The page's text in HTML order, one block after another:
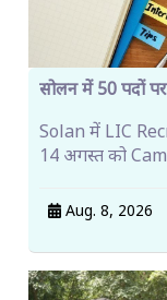
सोलन में 50 पदों
Solan में LIC
14 अगस्त को
Aug. 8, 2026